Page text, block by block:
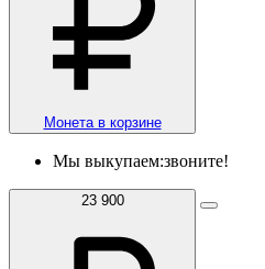
Монета в корзине
Мы выкупаем:звоните!
23 900